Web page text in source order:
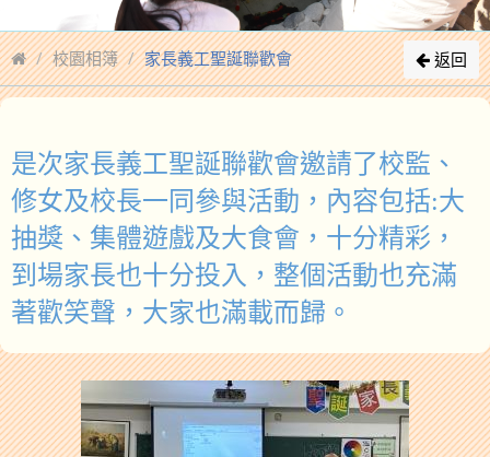
校園相簿 家長義工聖誕聯歡會 返回
是次家長義工聖誕聯歡會邀請了校監、
修女及校長一同參與活動，內容包括:大
抽獎、集體遊戲及大食會，十分精彩 ，
到場家長也十分投入，整個活動也充滿
著歡笑聲，大家也滿載而歸。